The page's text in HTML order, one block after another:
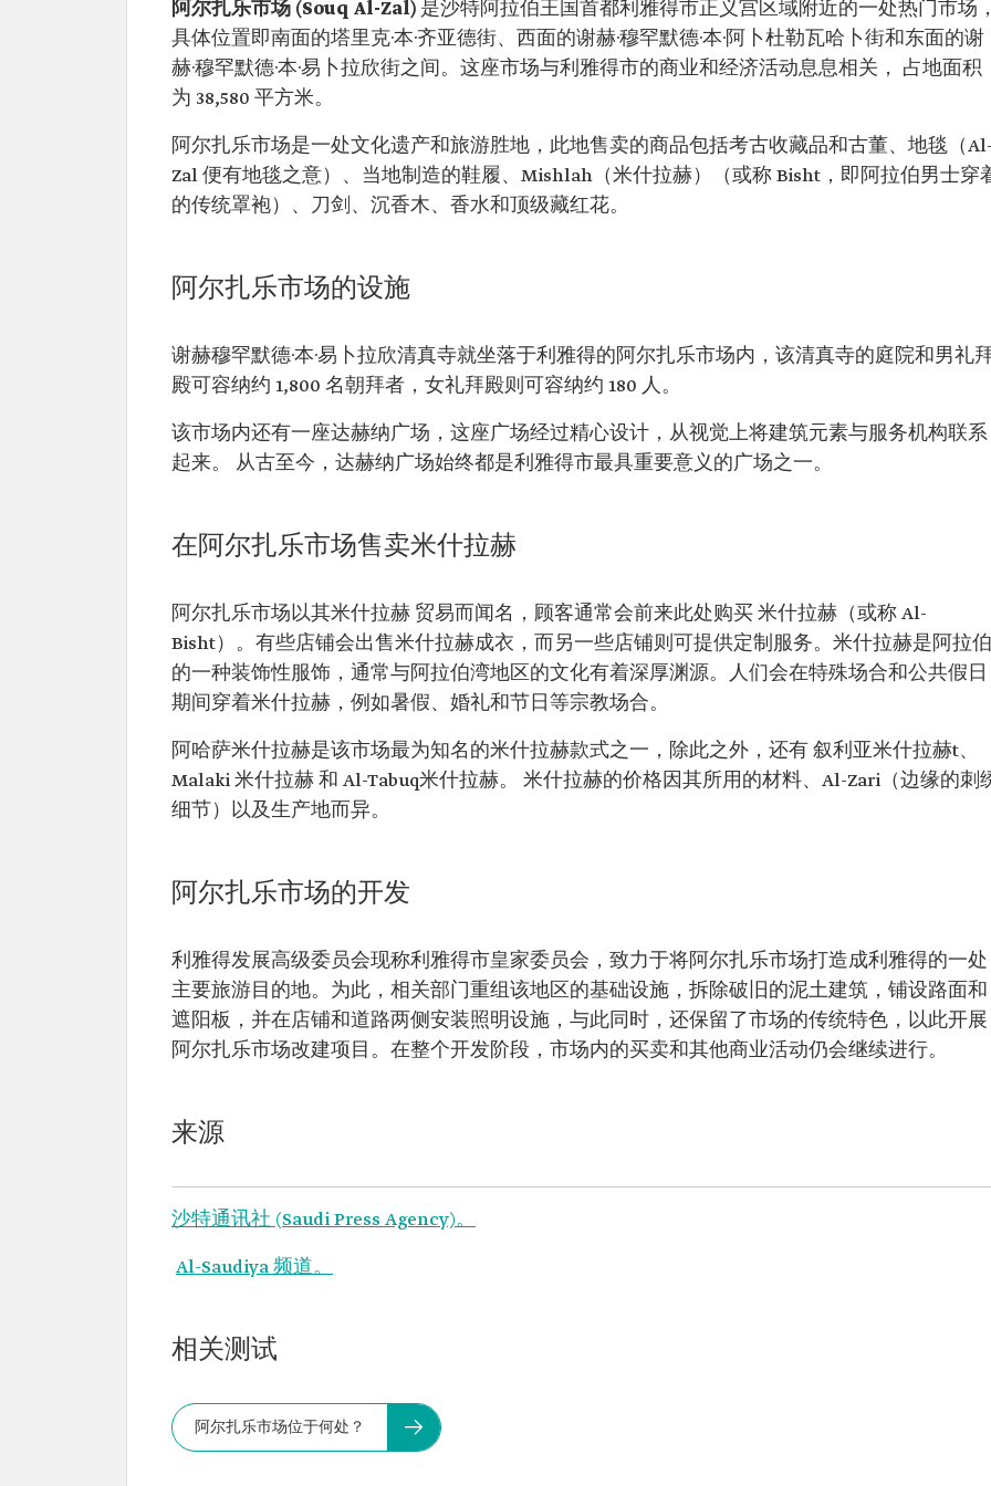
阿尔扎乐市场 (Souq Al-Zal) 是沙特阿拉伯王国首都利雅得市正义宫区域附近的一处热门市场
具体位置即南面的塔里克·本·齐亚德街、西面的谢赫·穆罕默德·本·阿卜杜勒瓦哈卜街和东面的谢
赫·穆罕默德·本·易卜拉欣街之间。这座市场与利雅得市的商业和经济活动息息相关， 占地面积
为 38,580 平方米。
阿尔扎乐市场是一处文化遗产和旅游胜地，此地售卖的商品包括考古收藏品和古董、地毯（
Zal 便有地毯之意）、当地制造的鞋履、Mishlah（米什拉赫）（或称 Bisht，即阿拉伯男士穿
的传统罩袍）、刀剑、沉香木、香水和顶级藏红花。
阿尔扎乐市场的设施
谢赫穆罕默德·本·易卜拉欣清真寺就坐落于利雅得的阿尔扎乐市场内，该清真寺的庭院和男礼
殿可容纳约 1,800 名朝拜者，女礼拜殿则可容纳约 180 人。
该市场内还有一座达赫纳广场，这座广场经过精心设计，从视觉上将建筑元素与服务机构联系
起来。 从古至今，达赫纳广场始终都是利雅得市最具重要意义的广场之一。
在阿尔扎乐市场售卖米什拉赫
阿尔扎乐市场以其米什拉赫 贸易而闻名，顾客通常会前来此处购买 米什拉赫（或称 Al-
Bisht）。有些店铺会出售米什拉赫成衣，而另一些店铺则可提供定制服务。米什拉赫是阿拉伯
的一种装饰性服饰，通常与阿拉伯湾地区的文化有着深厚渊源。人们会在特殊场合和公共假日
期间穿着米什拉赫，例如暑假、婚礼和节日等宗教场合。
阿哈萨米什拉赫是该市场最为知名的米什拉赫款式之一，除此之外，还有 叙利亚米什拉赫t、
Malaki 米什拉赫 和 Al-Tabuq米什拉赫。 米什拉赫的价格因其所用的材料、Al-Zari（边缘的刺
细节）以及生产地而异。
阿尔扎乐市场的开发
利雅得发展高级委员会现称利雅得市皇家委员会，致力于将阿尔扎乐市场打造成利雅得的一处
主要旅游目的地。为此，相关部门重组该地区的基础设施，拆除破旧的泥土建筑，铺设路面和
遮阳板，并在店铺和道路两侧安装照明设施，与此同时，还保留了市场的传统特色，以此开展
阿尔扎乐市场改建项目。在整个开发阶段，市场内的买卖和其他商业活动仍会继续进行。
来源
沙特通讯社 (Saudi Press Agency)。
Al-Saudiya 频道。
相关测试
阿尔扎乐市场位于何处？